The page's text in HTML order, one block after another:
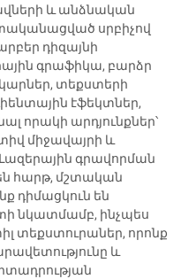
և անձնական
սրբիչով
դիզայնի
գրաֆիկա, բարձր
տեքստերի
էֆեկտներ,
որակի արդյունքներ՝
միջավայրի և
գրավորման
հարթ, մշտական
դիմացկուն են
նկատմամբ, ինչպես
տեքստուրաներ, որոնք
և